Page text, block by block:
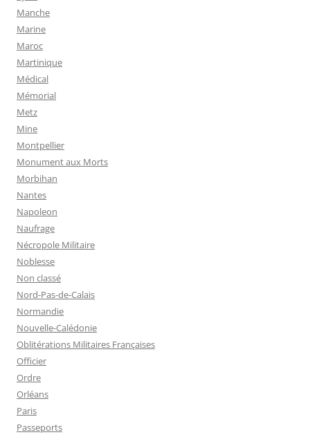
Manche
Marine
Maroc
Martinique
Médical
Mémorial
Metz
Mine
Montpellier
Monument aux Morts
Morbihan
Nantes
Napoleon
Naufrage
Nécropole Militaire
Noblesse
Non classé
Nord-Pas-de-Calais
Normandie
Nouvelle-Calédonie
Oblitérations Militaires Françaises
Officier
Ordre
Orléans
Paris
Passeports